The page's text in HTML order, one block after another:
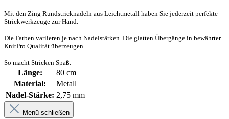
Mit den Zing Rundstricknadeln aus Leichtmetall haben Sie jederzeit perfekte
Strickwerkzeuge zur Hand.
Die Farben variieren je nach Nadelstärken. Die glatten Übergänge in bewährter
KnitPro Qualität überzeugen.
So macht Stricken Spaß.
Länge:
80 cm
Material:
Metall
Nadel-Stärke: 2,75 mm
Menü schließen